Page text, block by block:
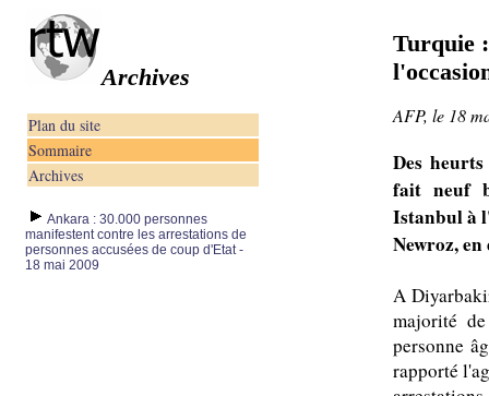
Archives
Plan du site
Sommaire
Archives
Ankara : 30.000 personnes
manifestent contre les arrestations de
personnes accusées de coup d'Etat -
18 mai 2009
Turquie
AFP, le 18
Des
fait neuf
Istanbul à
Newroz,
A
majorité
personne
rapporté